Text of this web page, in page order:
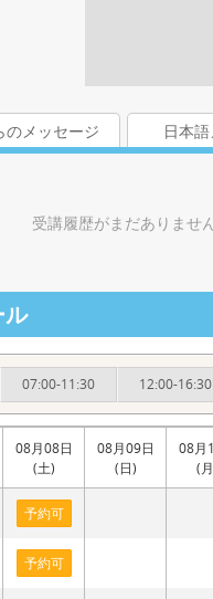
のメッセージ 日本
受講履歴がまだありませ
07:00-11:30 12:00-16:30
08月08日
(土)
予約可
予約可
08月09日
(日)
08月
(